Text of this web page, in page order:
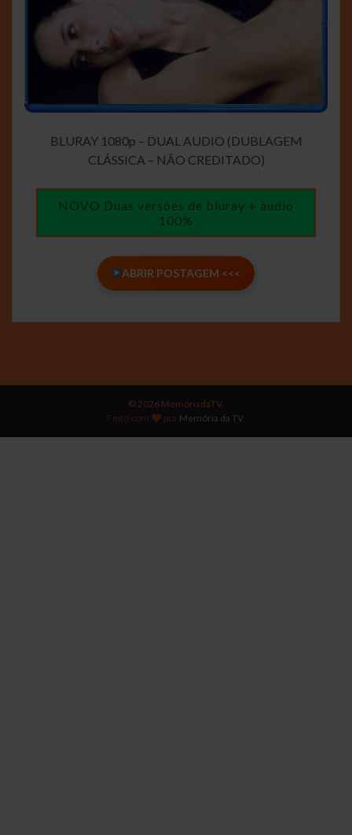
BLURAY 1080p – DUAL AUDIO (DUBLAGEM
CLÁSSICA – NÃO CREDITADO)
NOVO Duas versões de bluray + áudio
100%
ABRIR POSTAGEM <<<
© 2026 MemóriadaTV.
Feito com
por Memória da TV.